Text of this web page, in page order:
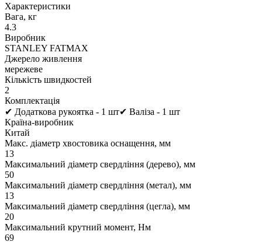
Характеристики
Вага, кг
4.3
Виробник
STANLEY FATMAX
Джерело живлення
мережеве
Кількість швидкостей
2
Комплектація
✔ Додаткова рукоятка - 1 шт✔ Валіза - 1 шт
Країна-виробник
Китай
Макс. діаметр хвостовика оснащення, мм
13
Максимальний діаметр свердління (дерево), мм
50
Максимальний діаметр свердління (метал), мм
13
Максимальний діаметр свердління (цегла), мм
20
Максимальний крутний момент, Нм
69